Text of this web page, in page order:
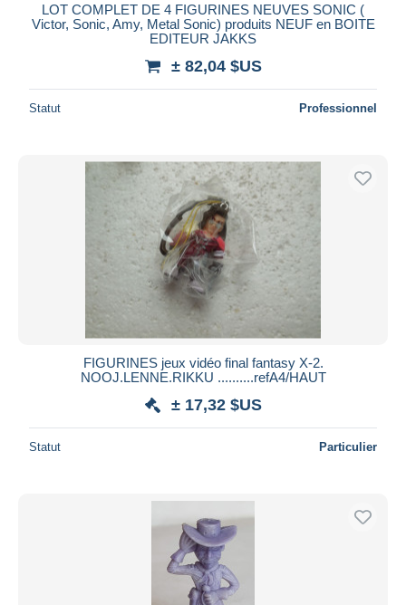
LOT COMPLET DE 4 FIGURINES NEUVES SONIC (
Victor, Sonic, Amy, Metal Sonic) produits NEUF en BOITE
EDITEUR JAKKS
± 82,04 $US
Statut Professionnel
FIGURINES jeux vidéo final fantasy X-2.
NOOJ.LENNE.RIKKU ..........refA4/HAUT
± 17,32 $US
Statut Particulier